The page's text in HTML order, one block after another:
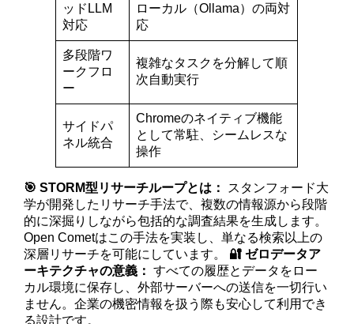
ッドLLM
対応
ローカル（Ollama）の両対
応
多段階ワ
ークフロ
ー
複雑なタスクを分解して順
次自動実行
サイドパ
ネル統合
Chromeのネイティブ機能
として常駐、シームレスな
操作
🎯 STORM型リサーチループとは：
スタンフォード大
学が開発したリサーチ手法で、複数の情報源から段階
的に深掘りしながら包括的な調査結果を生成します。
Open Cometはこの手法を実装し、単なる検索以上の
深層リサーチを可能にしています。 🔐 ゼロデータア
ーキテクチャの意義： すべての履歴とデータをロー
カル環境に保存し、外部サーバーへの送信を一切行い
ません。企業の機密情報を扱う際も安心して利用でき
る設計です。